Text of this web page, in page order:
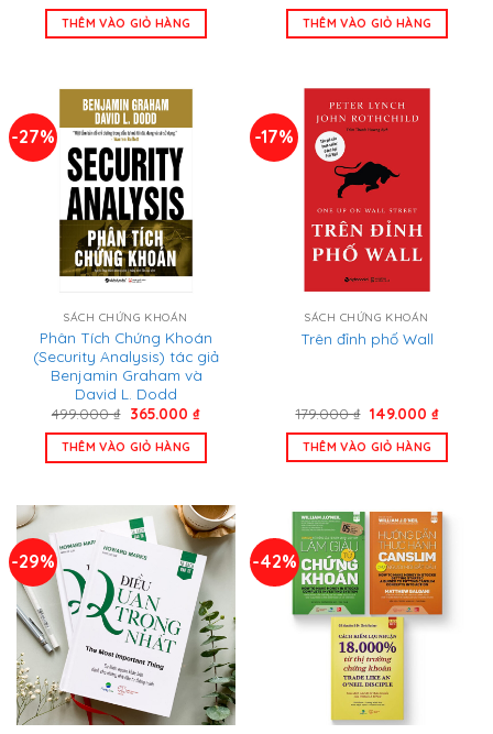
là:
159.000 ₫.
tại
THÊM VÀO GIỎ HÀNG là:
2.550.000 ₫.
THÊM VÀO GIỎ HÀNG
-27%
SÁCH CHỨNG KHOÁN
Phân Tích Chứng Khoán
(Security Analysis) tác giả
Benjamin Graham và
David L. Dodd
499.000₫ Giá
là:
499.000 ₫.
365.000 ₫Giá
tại
365.000 ₫.
THÊM VÀO GIỎ HÀNG
-17%
SÁCH CHỨNG KHOÁN
Trên đỉnh phố Wall
179.000₫ Giá
là:
179.000 ₫.
149.000 ₫Giá
tại
là:
THÊM VÀO GIỎ HÀNG
-29% -42%